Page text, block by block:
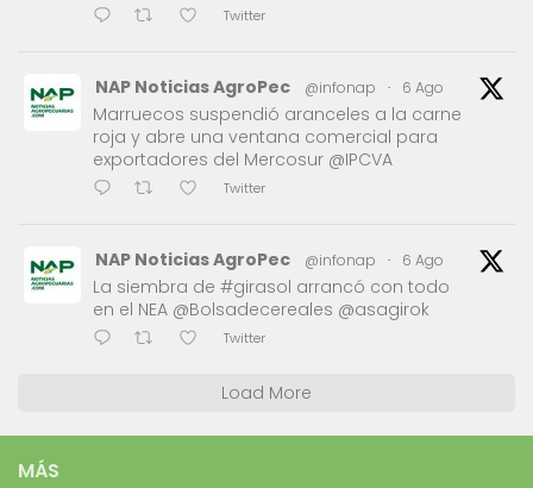
Twitter
NAP Noticias AgroPec @infonap · 6 Ago
Marruecos suspendió aranceles a la carne
roja y abre una ventana comercial para
exportadores del Mercosur @IPCVA
Twitter
NAP Noticias AgroPec @infonap · 6 Ago
La siembra de #girasol arrancó con todo
en el NEA @Bolsadecereales @asagirok
Twitter
Load More
MÁS